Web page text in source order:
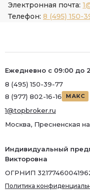
Электронная почта:
Телефон: 8 (495) 150-
Ежедневно с 09:00 до
8 (495) 150-39-77
8 (977) 802-16-16
МАКС
1@topbroker.ru
Москва, Пресненская
Индивидуальный
Викторовна
ОГРНИП
Политика